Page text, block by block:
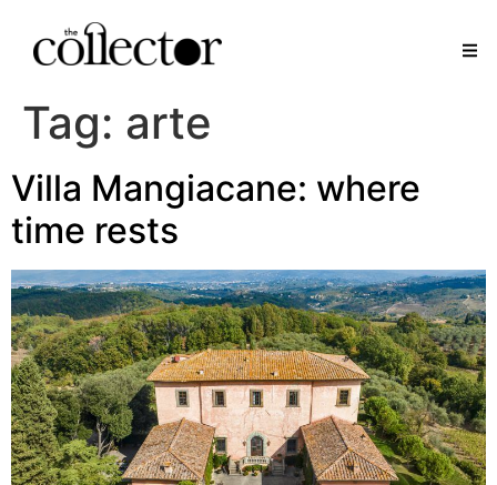
Tag: arte
Villa Mangiacane: where
time rests